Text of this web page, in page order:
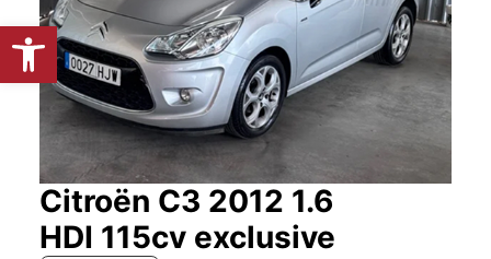
Abrir barra de herramientas
Citroën C3 2012 1.6
HDI 115cv exclusive